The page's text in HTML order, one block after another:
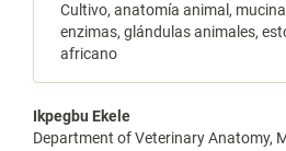
Cultivo, anatomía animal,
enzimas, glándulas animales,
africano
Contenido
Ikpegbu Ekele
Department of Veterinary Anatomy,